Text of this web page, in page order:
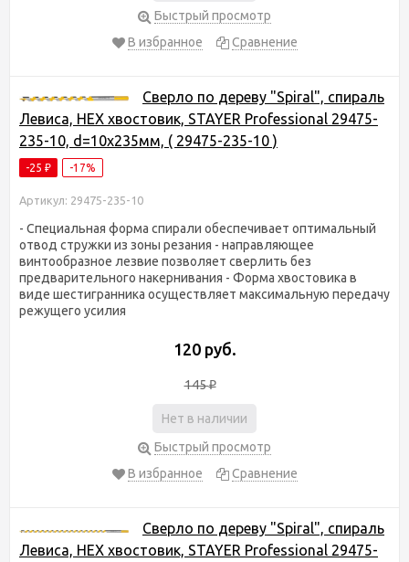
Быстрый просмотр
В избранное
Сравнение
Сверло по дереву "Spiral", спираль
Левиса, HEX хвостовик, STAYER Professional 29475-
235-10, d=10х235мм, ( 29475-235-10 )
-25 ₽ -17%
Артикул: 29475-235-10
- Специальная форма спирали обеспечивает оптимальный
отвод стружки из зоны резания - направляющее
винтообразное лезвие позволяет сверлить без
предварительного накернивания - Форма хвостовика в
виде шестигранника осуществляет максимальную передачу
режущего усилия
120 руб.
145₽
Нет в наличии
Быстрый просмотр
В избранное
Сравнение
Сверло по дереву "Spiral", спираль
Левиса, HEX хвостовик, STAYER Professional 29475-